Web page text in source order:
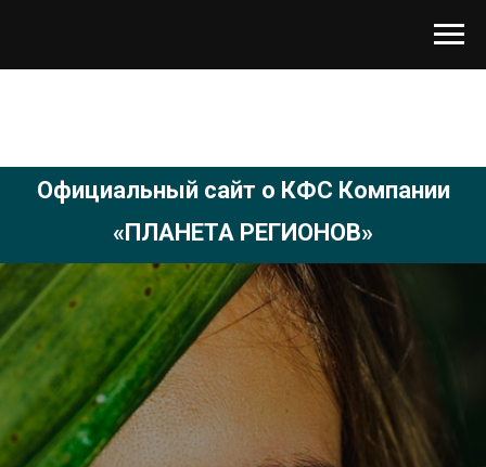
Официальный сайт о КФС Компании
«ПЛАНЕТА РЕГИОНОВ»